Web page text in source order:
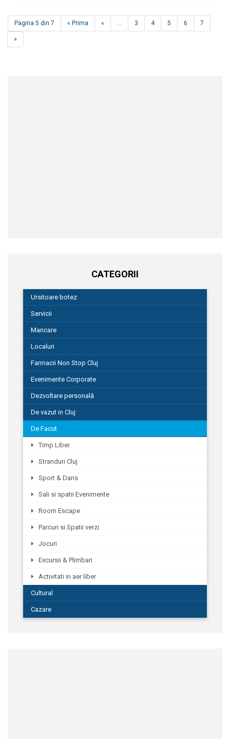
Pagina 5 din 7 « Prima « ... 3 4 5 6 7
»
CATEGORII
Ursitoare botez
Servicii
Mancare
Localuri
Farmacii Non Stop Cluj
Evenimente Corporate
Dezvoltare personală
De vazut in Cluj
De Facut
Timp Liber
Stranduri Cluj
Sport & Dans
Sali si spatii Evenimente
Room Escape
Parcuri si Spatii verzi
Jocuri
Excursii & Plimbari
Activitati in aer liber
Cultural
Cazare